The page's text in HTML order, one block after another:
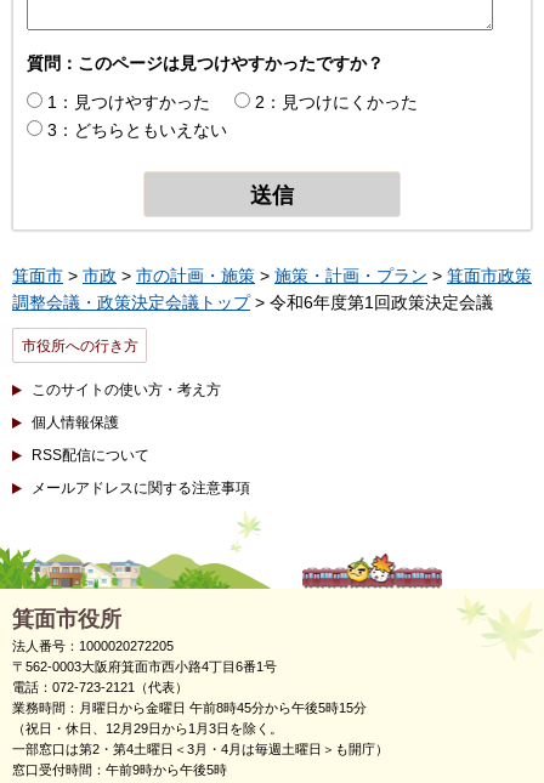
質問：このページは見つけやすかったですか？
1：見つけやすかった
2：見つけにくかった
3：どちらともいえない
箕面市 > 市政 > 市の計画・施策 > 施策・計画・プラン > 箕面市政策
調整会議・政策決定会議トップ> 令和6年度第1回政策決定会議
市役所への行き方
このサイトの使い方・考え方
個人情報保護
RSS配信について
メールアドレスに関する注意事項
箕面市役所
法人番号：1000020272205
〒562-0003大阪府箕面市西小路4丁目6番1号
電話：072-723-2121（代表）
業務時間：月曜日から金曜日 午前8時45分から午後5時15分
（祝日・休日、12月29日から1月3日を除く。
一部窓口は第2・第4土曜日＜3月・4月は毎週土曜日＞も開庁）
窓口受付時間：午前9時から午後5時